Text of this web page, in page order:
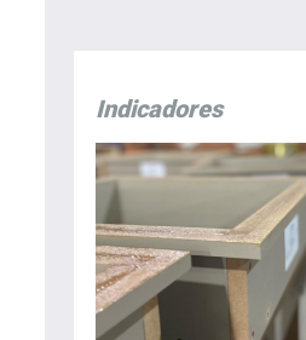
Indicadores